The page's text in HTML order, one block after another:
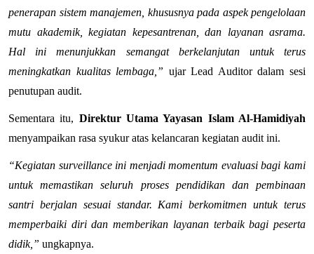
penerapan sistem manajemen, khususnya pada aspek pengelolaan
mutu akademik, kegiatan kepesantrenan, dan layanan asrama.
Hal ini menunjukkan semangat berkelanjutan untuk terus
meningkatkan kualitas lembaga,” ujar Lead Auditor dalam sesi
penutupan audit.
Sementara itu,
menyampaikan rasa syukur atas kelancaran kegiatan audit ini.
“Kegiatan surveillance ini menjadi momentum evaluasi bagi kami
untuk memastikan seluruh proses pendidikan dan pembinaan
santri berjalan sesuai standar. Kami berkomitmen untuk terus
memperbaiki diri dan memberikan layanan terbaik bagi peserta
didik,” ungkapnya.